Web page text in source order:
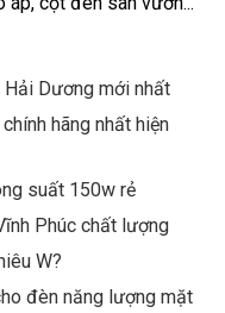
Dương mới nhất
hãng nhất hiện
suất 150w rẻ
Phúc chất lượng
W?
đèn năng lượng mặt